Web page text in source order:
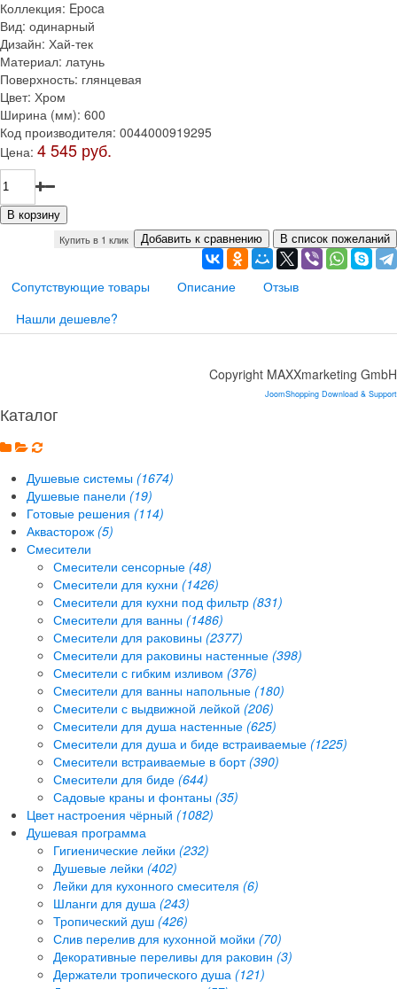
Коллекция: Epoca
Вид: одинарный
Дизайн: Хай-тек
Материал: латунь
Поверхность: глянцевая
Цвет: Хром
Ширина (мм): 600
Код производителя: 0044000919295
Цена: 4 545 руб.
Купить в 1 клик
Сопутствующие товары Описание
Отзыв
Нашли дешевле?
Copyright MAXXmarketing GmbH
JoomShopping Download & Support
Каталог
Душевые системы (1674)
Душевые панели (19)
Готовые решения (114)
Аквасторож (5)
Смесители
Смесители сенсорные (48)
Смесители для кухни (1426)
Смесители для кухни под фильтр (831)
Смесители для ванны (1486)
Смесители для раковины (2377)
Смесители для раковины настенные (398)
Смесители с гибким изливом (376)
Смесители для ванны напольные (180)
Смесители с выдвижной лейкой (206)
Смесители для душа настенные (625)
Смесители для душа и биде встраиваемые (1225)
Смесители встраиваемые в борт (390)
Смесители для биде (644)
Садовые краны и фонтаны (35)
Цвет настроения чёрный (1082)
Душевая программа
Гигиенические лейки (232)
Душевые лейки (402)
Лейки для кухонного смесителя (6)
Шланги для душа (243)
Тропический душ (426)
Слив перелив для кухонной мойки (70)
Декоративные переливы для раковин (3)
Держатели тропического душа (121)